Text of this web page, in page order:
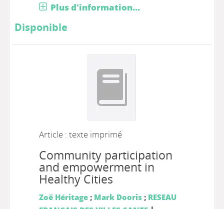
Plus d'information...
Disponible
Article : texte imprimé
Community participation
and empowerment in
Healthy Cities
Zoë Héritage; Mark Dooris; RESEAU